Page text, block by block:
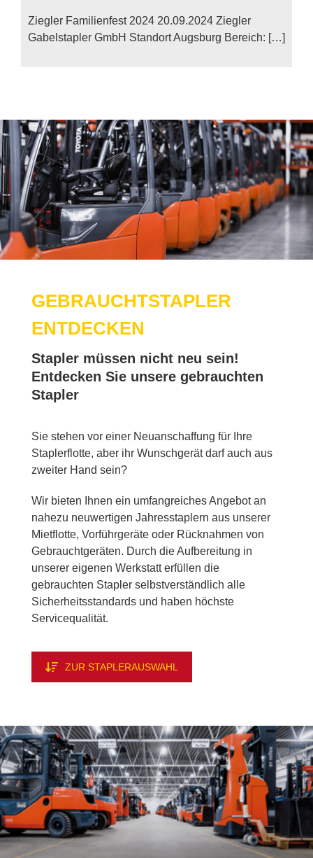
Zieg­ler Fa­mi­li­en­fest 2024 20.09.2024 Zieg­ler
Ga­bel­stap­ler GmbH Stand­ort Augs­burg Be­reich: […]
GE­BRAUCHT­STAP­LER
ENT­DE­CKEN
Stap­ler müs­sen nicht neu sein!
Ent­de­cken Sie un­se­re ge­brauch­ten
Stap­ler
Sie ste­hen vor ei­ner Neu­an­schaf­fung für Ihre
Stap­ler­flot­te, aber ihr Wunsch­ge­rät darf auch aus
zwei­ter Hand sein?
Wir bie­ten Ih­nen ein um­fang­rei­ches An­ge­bot an
na­he­zu neu­wer­ti­gen Jah­res­stap­lern aus un­se­rer
Miet­flot­te, Vor­führ­ge­rä­te oder Rück­nah­men von
Ge­braucht­ge­rä­ten. Durch die Auf­be­rei­tung in
un­se­rer ei­ge­nen Werk­statt er­fül­len die
ge­brauch­ten Stap­ler selbst­ver­ständ­lich alle
Si­cher­heits­stan­dards und ha­ben höchs­te
Ser­vice­qua­li­tät.
ZUR STAP­LER­AUS­WAHL